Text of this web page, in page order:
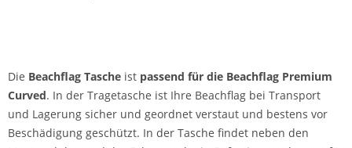
Die Beachflag Tasche ist passend für die Beachflag Premium
Curved. In der Tragetasche ist Ihre Beachflag bei Transport
und Lagerung sicher und geordnet verstaut und bestens vor
Beschädigung geschützt. In der Tasche findet neben den